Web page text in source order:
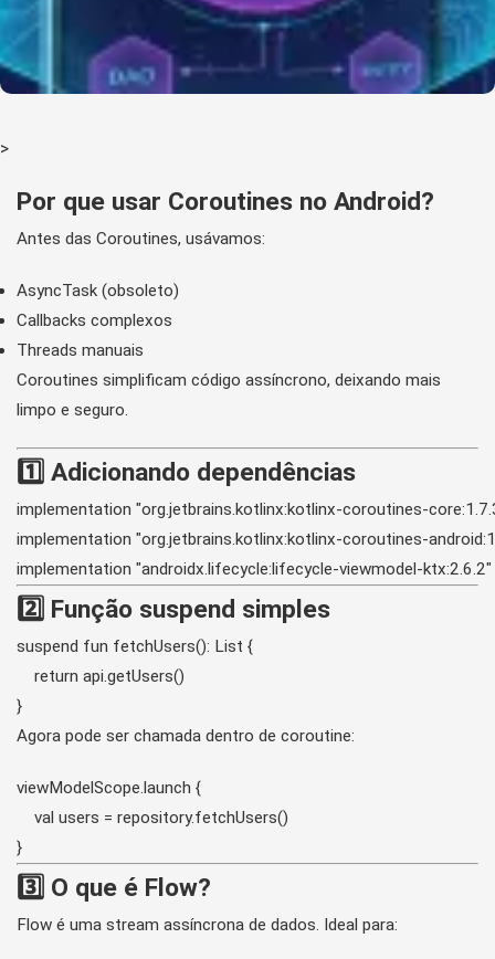
>
Por que usar Coroutines no Android?
Antes das Coroutines, usávamos:
AsyncTask (obsoleto)
Callbacks complexos
Threads manuais
Coroutines simplificam código assíncrono, deixando mais
limpo e seguro.
1️⃣ Adicionando dependências
implementation "org.jetbrains.kotlinx:kotlinx-coroutines-
implementation "org.jetbrains.kotlinx:kotlinx-coroutines-
2️⃣ Função suspend simples
suspend fun fetchUsers(): List {
    return api.getUsers()
}
Agora pode ser chamada dentro de coroutine:
viewModelScope.launch {
    val users = repository.fetchUsers()
}
3️⃣ O que é Flow?
Flow é uma stream assíncrona de dados. Ideal para: